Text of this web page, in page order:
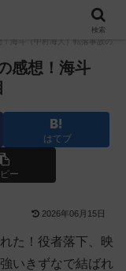
！海斗（中村海人）転落事故の真
感想！海斗
はてブ
ー
2026年06月15日
た！役者落下、映
いきずなで結ばれ
検索